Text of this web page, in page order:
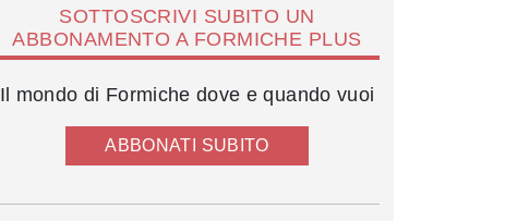
SOTTOSCRIVI SUBITO UN
ABBONAMENTO A FORMICHE PLUS
Il mondo di Formiche dove e quando vuoi
ABBONATI SUBITO